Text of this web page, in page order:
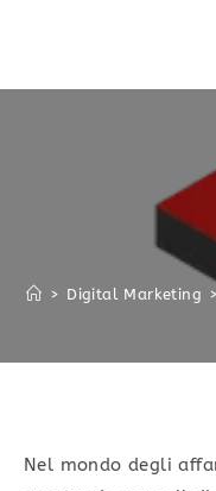
> Digital Marketing >
Nel mondo degli